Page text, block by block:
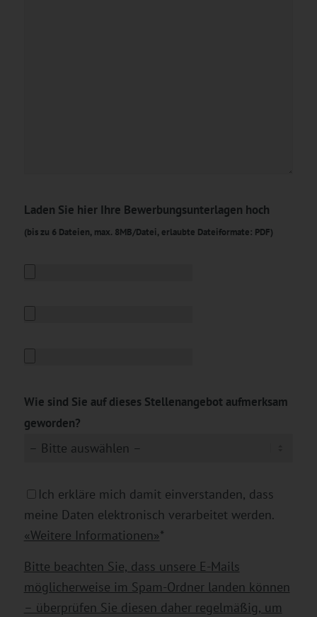
Laden Sie hier Ihre Bewerbungsunterlagen hoch
(bis zu 6 Dateien, max. 8MB/Datei, erlaubte Dateiformate: PDF)
Wie sind Sie auf dieses Stellenangebot aufmerksam
geworden?
Ich erkläre mich damit einverstanden, dass
meine Daten elektronisch verarbeitet werden.
«Weitere Informationen»*
Bitte beachten Sie, dass unsere E-Mails
möglicherweise im Spam-Ordner landen können
– überprüfen Sie diesen daher regelmäßig, um